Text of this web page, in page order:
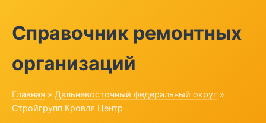
Справочник ремонтных
организаций
Главная » Дальневосточный федеральный округ »
Стройгрупп Кровля Центр